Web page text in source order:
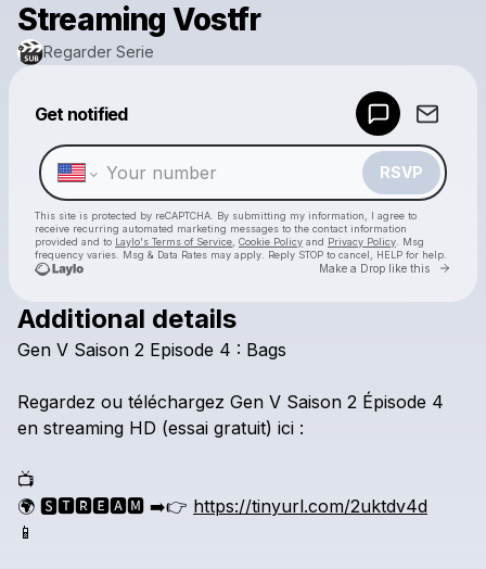
Streaming Vostfr
Regarder Serie
Get notified
RSVP
This site is protected by reCAPTCHA. By submitting my information, I agree to
receive recurring automated marketing messages to the contact information
provided and to Laylo's Terms of Service Cookie Policy and Privacy Policy . Msg
frequency varies. Msg & Data Rates may apply. Reply STOP to cancel, HELP for help.
Make a Drop like this Go
Check your texts
Additional details
Gen V Saison 2 Episode 4 : Bags
Regardez ou téléchargez Gen V Saison 2 Épisode 4
en streaming HD (essai gratuit) ici :
📺
🌍 🆂🆃🆁🅴🅰🅼 ➡️👉 https://tinyurl.com/2uktdv4d
📱